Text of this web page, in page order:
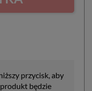
przycisk, aby
będzie